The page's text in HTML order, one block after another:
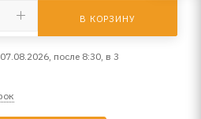
В КОРЗИНУ
07.08.2026, после 8:30, в 3